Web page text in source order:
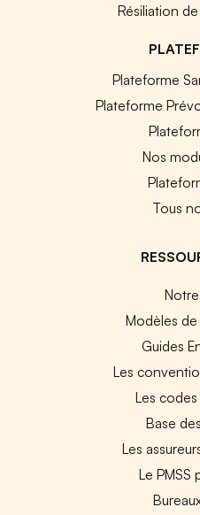
Résiliation
Plateforme
Plateforme
Nos
Tous
Modèles
Guides
Les
Les codes
Base
Les
Le PMSS